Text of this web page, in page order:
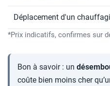
Déplacement d'un
*Prix indicatifs, confirmes sur
Bon à savoir : un
coûte bien moins cher